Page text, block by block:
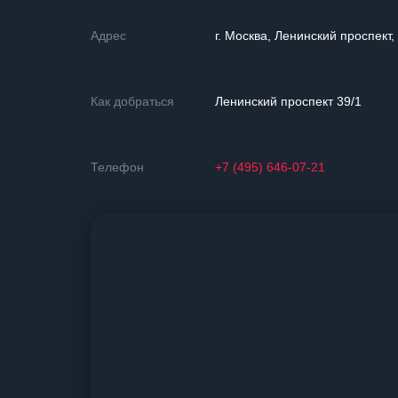
Адрес г. Москва, Ленинский
Как добраться Ленинский проспект 39/1
Телефон +7 (495) 646-07-21